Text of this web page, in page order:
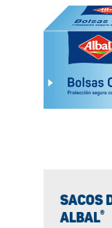
SACOS
ALBAL®